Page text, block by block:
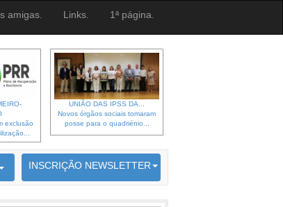
amigas. Links. 1ª página.
exclusão
UNIÃO DAS IPSS DA...
Novos órgãos sociais tomaram
posse para o quadriénio...
INSCRIÇÃO NEWSLETTER
6692 membros inscritos